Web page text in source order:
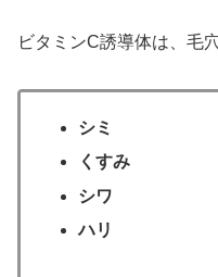
ビタミンC誘導体は、毛
シミ
くすみ
シワ
ハリ